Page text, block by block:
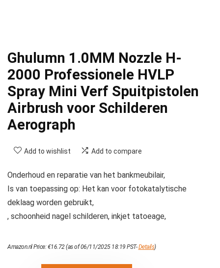
Ghulumn 1.0MM Nozzle H-
2000 Professionele HVLP
Spray Mini Verf Spuitpistolen
Airbrush voor Schilderen
Aerograph
Add to wishlist Add to compare
Onderhoud en reparatie van het bankmeubilair,
Is van toepassing op: Het kan voor fotokatalytische
deklaag worden gebruikt,
, schoonheid nagel schilderen, inkjet tatoeage,
Amazon.nl Price:€16.72 (as of 06/11/2025 18:19 PST-Details)